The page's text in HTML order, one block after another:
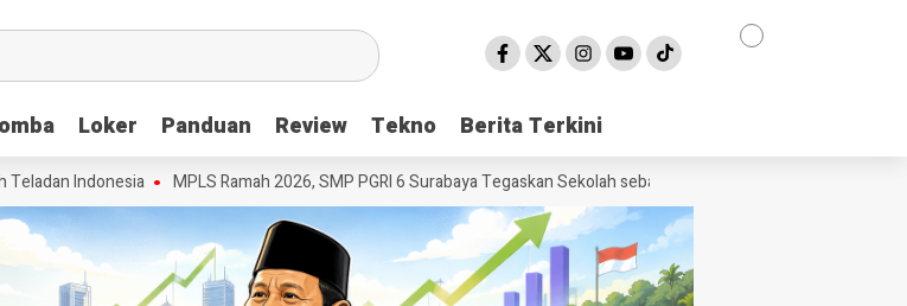
Loker Panduan Review Tekno Berita Terkini
Loker Panduan Review Tekno Berita Terkini
Indonesia MPLS Ramah 2026, SMP PGRI 6 Surabaya Tegaskan Sekolah sebagai Rumah Kedua yang Aman